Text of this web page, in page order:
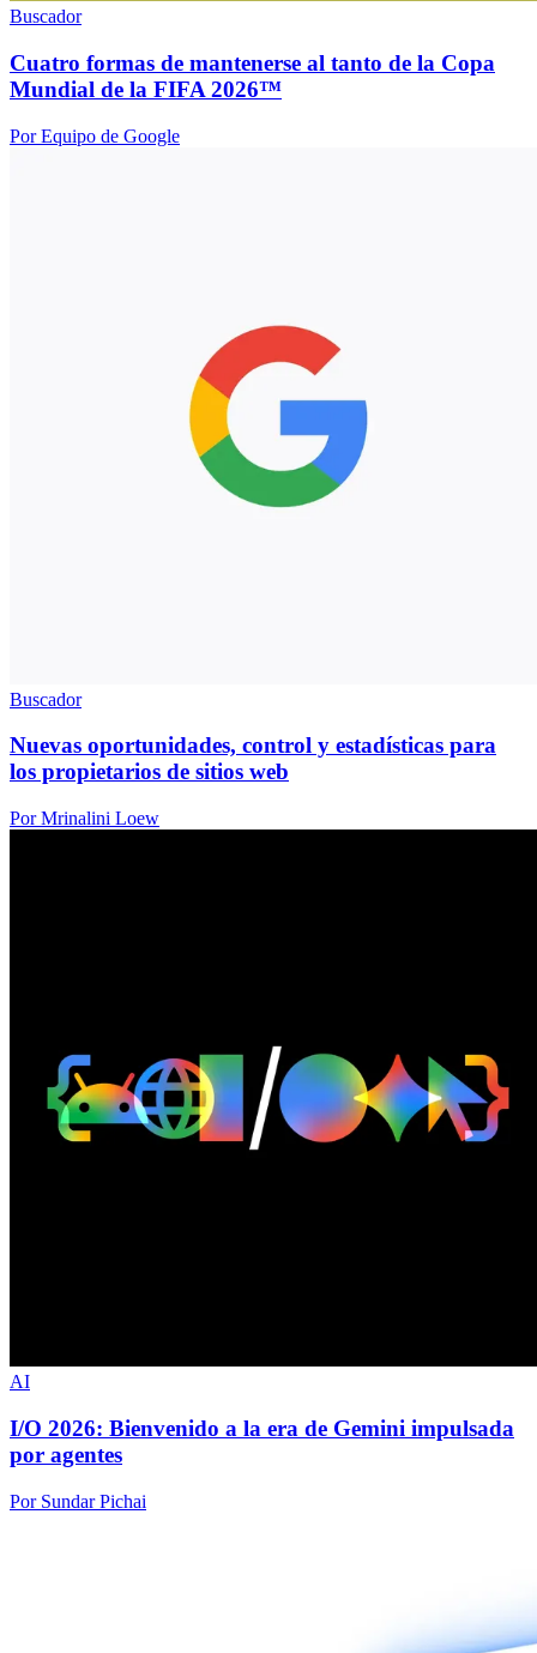
Buscador
Cuatro formas de mantenerse al tanto de la Copa
Mundial de la FIFA 2026™
Por Equipo de Google
Buscador
Nuevas oportunidades, control y estadísticas para
los propietarios de sitios web
Por Mrinalini Loew
AI
I/O 2026: Bienvenido a la era de Gemini impulsada
por agentes
Por Sundar Pichai